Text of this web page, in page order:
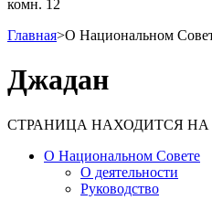
комн. 12
Главная>О Национальном
Джадан
СТРАНИЦА НАХОДИТСЯ
О Национальном Совете
О деятельности
Руководство